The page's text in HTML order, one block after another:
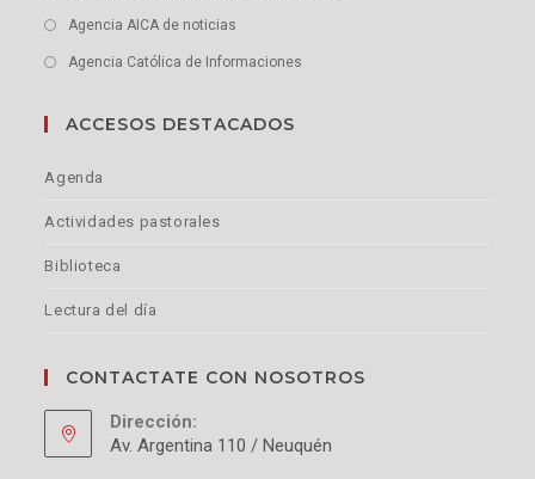
Agencia AICA de noticias
Agencia Católica de Informaciones
ACCESOS DESTACADOS
Agenda
Actividades pastorales
Biblioteca
Lectura del día
CONTACTATE CON NOSOTROS
Dirección:
Av. Argentina 110 / Neuquén